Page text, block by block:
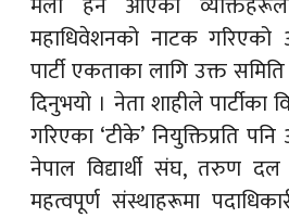
महाधिवेशनको नाटक
पार्टी एकताका लागि उक्त
दिनुभयो । नेता शाहीले पार्टीका
गरिएका ‘टीके’ नियुक्तिप्रति
नेपाल विद्यार्थी संघ, तरुण
महत्वपूर्ण संस्थाहरूमा